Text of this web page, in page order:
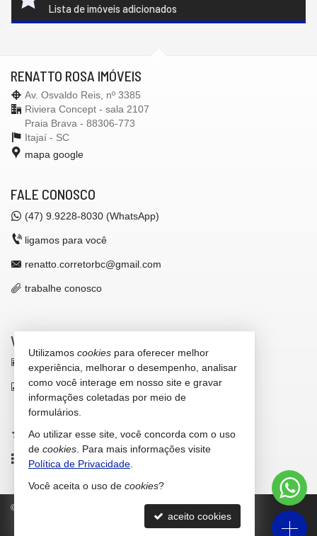
Lista de imóveis adicionados
RENATTO ROSA IMÓVEIS
Av. Osvaldo Reis, nº 3385
Riviera Concept - sala 2107
Praia Brava - 88306-773
Itajaí - SC
mapa google
FALE CONOSCO
(47) 9.9228-8030 (WhatsApp)
ligamos para você
renatto.corretorbc@gmail.com
trabalhe conosco
VEJA MAIS
receba nosso newsletter
indicadores financeiros
cadastre seu imóvel
imóveis favoritos
mapa de imóveis
© Política de Privacidade
Utilizamos cookies para oferecer melhor
experiência, melhorar o desempenho, analisar
como você interage em nosso site e gravar
informações coletadas por meio de
formulários.
Ao utilizar esse site, você concorda com o uso
de cookies . Para mais informações visite
Política de Privacidade
Você aceita o uso de cookies?
aceito cookies